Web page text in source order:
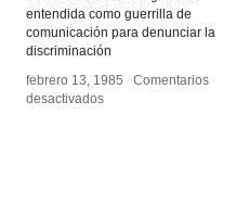
entendida como guerrilla de
comunicación para denunciar la
discriminación
febrero 13, 1985 / Comentarios
desactivadosen
febrero 13, 1985 / Comentarios
desactivadosen